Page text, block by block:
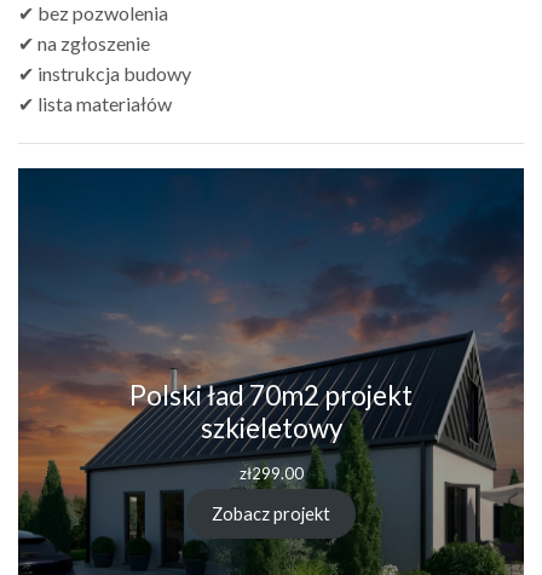
✔ bez pozwolenia
✔ na zgłoszenie
✔ instrukcja budowy
✔ lista materiałów
Polski ład 70m2 projekt
szkieletowy
zł299.00
Zobacz projekt